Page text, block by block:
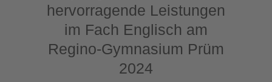
hervorragende Leistungen
im Fach Englisch am
Regino-Gymnasium Prüm
2024